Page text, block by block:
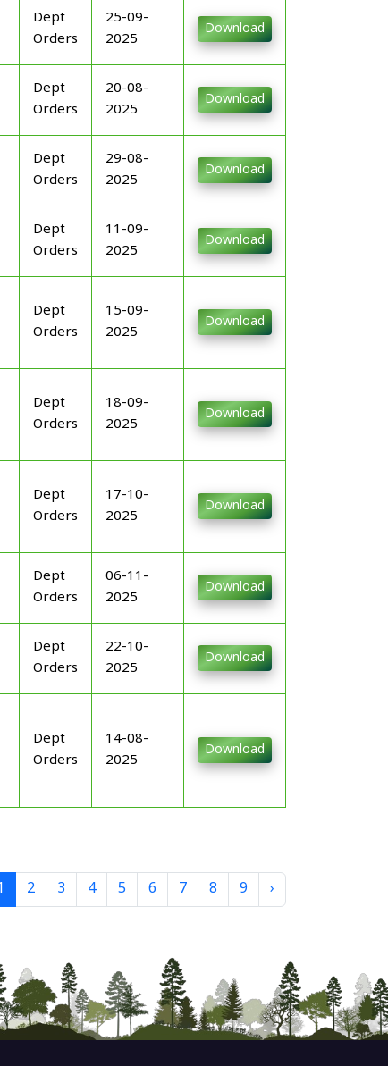
Dept
Orders
25-09-
2025
Download
Dept
Orders
20-08-
2025
Download
Dept
Orders
29-08-
2025
Download
Dept
Orders
11-09-
2025
Download
Dept
Orders
15-09-
2025
Download
Dept
Orders
18-09-
2025
Download
Dept
Orders
17-10-
2025
Download
Dept
Orders
06-11-
2025
Download
Dept
Orders
22-10-
2025
Download
Dept
Orders
14-08-
2025
Download
2 3 4 5 6 7 8 9 ›